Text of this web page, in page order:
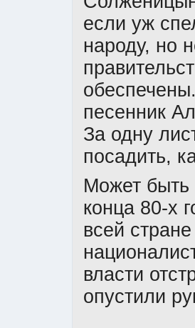
если уж
народу, но
песенник
За одну
посадить,
Может быть
конца 80-х
всей
власти
опустили